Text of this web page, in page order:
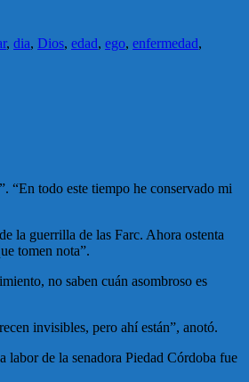
, dia, Dios, edad, ego, enfermedad,
“En todo este tiempo he conservado mi
la guerrilla de las Farc. Ahora ostenta
tomen nota”.
no saben cuán asombroso es
invisibles, pero ahí están”, anotó.
labor de la senadora Piedad Córdoba fue